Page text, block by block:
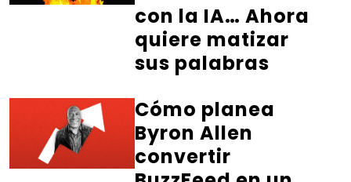
con la IA… Ahora
quiere matizar
sus palabras
Cómo planea
Byron Allen
convertir